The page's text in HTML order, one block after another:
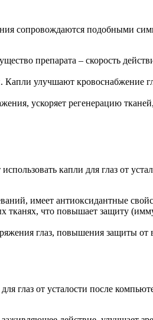
сопровождаются подобными
препарата – скорость
улучшают кровоснабжение
ускоряет регенерацию
капли для глаз от
имеет антиоксидантные
тканях, что повышает защиту
глаз, повышения защиты от
глаз от усталости после